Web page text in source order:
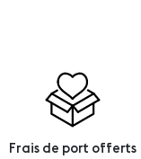
Frais de port offerts